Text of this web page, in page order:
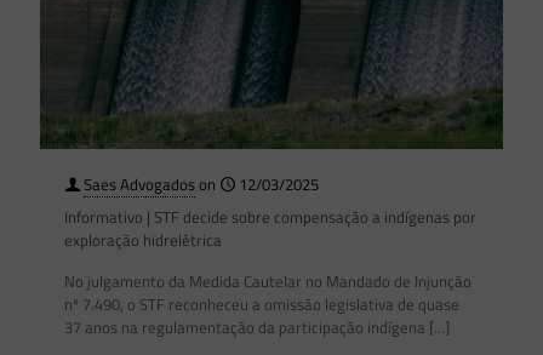
Saes Advogadoson
12/03/2025
Informativo | STF decide sobre compensação a indígenas por
exploração hidrelétrica
No julgamento da Medida Cautelar no Mandado de Injunção
nº 7.490, o STF reconheceu a omissão legislativa de quase
37 anos na regulamentação da participação indígena […]